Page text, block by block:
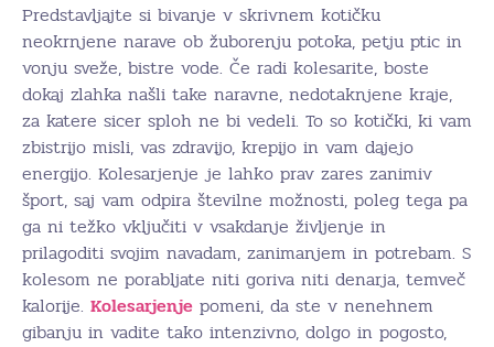
Predstavljajte si bivanje v skrivnem kotičku
neokrnjene narave ob žuborenju potoka, petju ptic in
vonju sveže, bistre vode. Če radi kolesarite, boste
dokaj zlahka našli take naravne, nedotaknjene kraje,
za katere sicer sploh ne bi vedeli. To so kotički, ki vam
zbistrijo misli, vas zdravijo, krepijo in vam dajejo
energijo. Kolesarjenje je lahko prav zares zanimiv
šport, saj vam odpira številne možnosti, poleg tega pa
ga ni težko vključiti v vsakdanje življenje in
prilagoditi svojim navadam, zanimanjem in potrebam. S
kolesom ne porabljate niti goriva niti denarja, temveč
kalorije. Kolesarjenje pomeni, da ste v nenehnem
gibanju in vadite tako intenzivno, dolgo in pogosto,